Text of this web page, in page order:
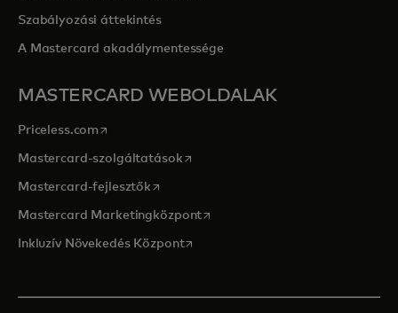
Szabályozási áttekintés
A Mastercard akadálymentessége
MASTERCARD WEBOLDALAK
Priceless.com opens in a new tab
Mastercard-szolgáltatásokopens in a new tab
Mastercard-fejlesztők opens in a new tab
Mastercard Marketingközpontopens in a new tab
Inkluzív Növekedés Központopens in a new tab